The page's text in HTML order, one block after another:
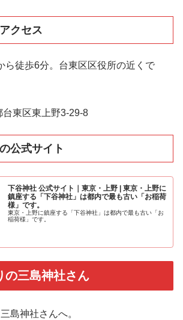
クセス
ら徒歩6分。台東区区役所の近くで
東区東上野3-29-8
公式サイト
下谷神社 公式サイト｜東京・上野 | 東京・上野に
鎮座する「下谷神社」は都内で最も古い「お稲荷
様」です。
東京・上野に鎮座する「下谷神社」は都内で最も古い「お
稲荷様」です。
の三島神社さん
島神社さんへ。